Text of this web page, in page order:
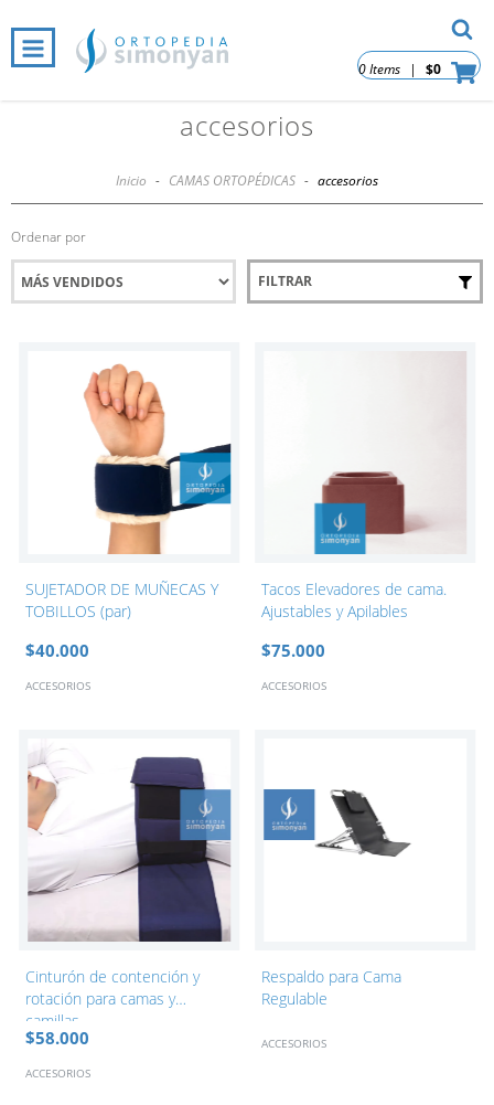
0 Items | $0
accesorios
Inicio - CAMAS ORTOPÉDICAS - accesorios
Ordenar por
FILTRAR
SUJETADOR DE MUÑECAS Y
TOBILLOS (par)
$40.000
ACCESORIOS
Tacos Elevadores de cama.
Ajustables y Apilables
$75.000
ACCESORIOS
Cinturón de contención y
rotación para camas y
camillas
$58.000
ACCESORIOS
Respaldo para Cama
Regulable
ACCESORIOS